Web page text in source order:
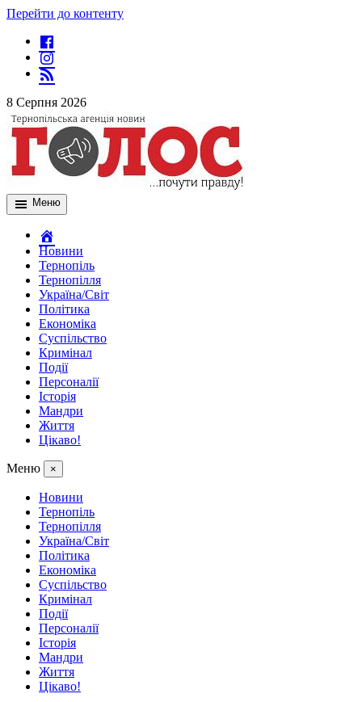
Перейти до контенту
8 Серпня 2026
Меню
Новини
Тернопіль
Тернопілля
Україна/Світ
Політика
Економіка
Суспільство
Кримінал
Події
Персоналії
Історія
Мандри
Життя
Цікаво!
Меню ×
Новини
Тернопіль
Тернопілля
Україна/Світ
Політика
Економіка
Суспільство
Кримінал
Події
Персоналії
Історія
Мандри
Життя
Цікаво!